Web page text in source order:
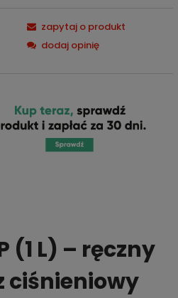
zapytaj o produkt
dodaj opinię
(1 L) – ręczny
ciśnieniowy